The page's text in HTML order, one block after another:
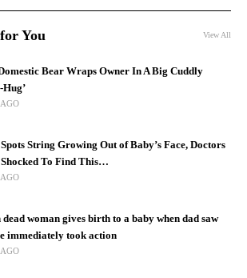
You View All
Bear Wraps Owner In A Big Cuddly
Hug’
String Growing Out of Baby’s Face, Doctors
To Find This…
woman gives birth to a baby when dad saw
immediately took action